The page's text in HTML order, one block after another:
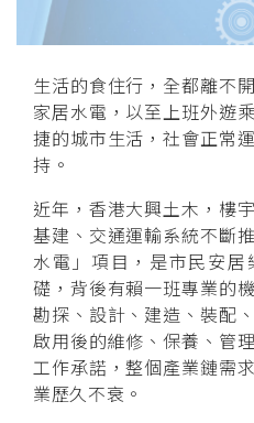
生活的食住行，全都離不
家居水電，以至上班外遊
捷的城市生活，社會正常
持。
近年，香港大興土木，樓
基建、交通運輸系統不斷
水電」項目，是市民安
礎，背後有賴一班專業的
勘探、設計、建造、裝配
啟用後的維修、保養、管
工作承諾，整個產業鏈需
業歷久不衰。